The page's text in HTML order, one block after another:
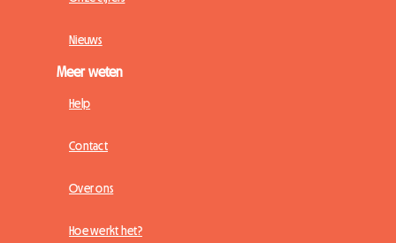
Nieuws
Meer weten
Help
Contact
Over ons
Hoe werkt het?